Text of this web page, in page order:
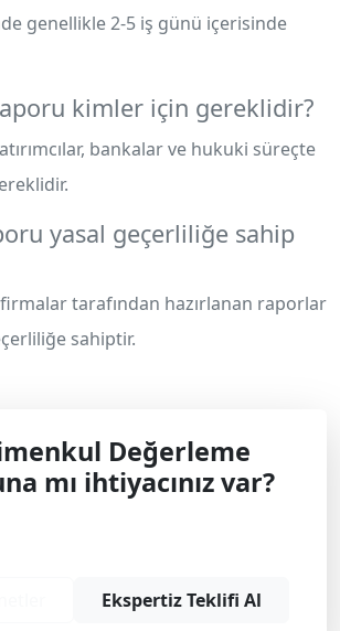
genellikle 2-5 iş günü içerisinde
kimler için gereklidir?
bankalar ve hukuki süreçte
yasal geçerliliğe sahip
firmalar tarafından hazırlanan raporlar
sahiptir.
Değerleme
mı ihtiyacınız var?
Ekspertiz Teklifi Al